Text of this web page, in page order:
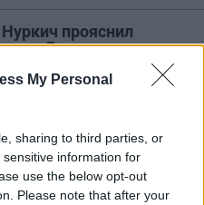
My Personal
sharing to third parties, or
information for
use the below opt-out
Please note that after your
прояснил
с Яннисом
которого он
не говорил, что
защит в стиле ФИБА.